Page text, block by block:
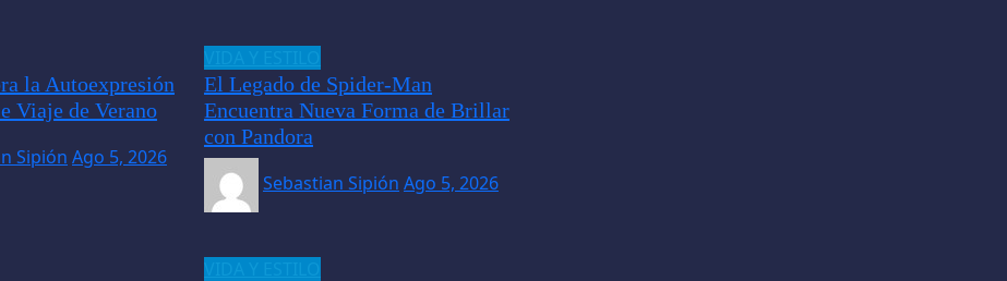
la Autoexpresión
Viaje de Verano
Sipión Ago 5, 2026
El Legado de Spider-Man
Encuentra Nueva Forma de Brillar
con Pandora
Sebastian Sipión Ago 5, 2026